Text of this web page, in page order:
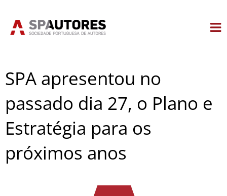
SPA apresentou no
passado dia 27, o Plano e
Estratégia para os
próximos anos